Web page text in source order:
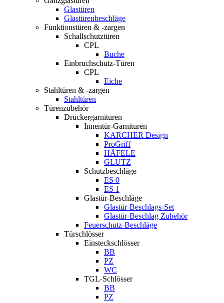
Glastüren
Glastürenbeschläge
Funktionstüren & -zargen
Schallschutztüren
CPL
Buche
Einbruchschutz-Türen
CPL
Eiche
Stahltüren & -zargen
Stahltüren
Türenzubehör
Drückergarnituren
Innentür-Garnituren
KARCHER Design
ProGriff
HÄFELE
GLUTZ
Schutzbeschläge
ES 0
ES 1
Glastür-Beschläge
Glastür-Beschlags-Set
Glastür-Beschlag Zubehör
Feuerschutz-Beschläge
Türschlösser
Einsteckschlösser
BB
PZ
WC
TGL-Schlösser
BB
PZ